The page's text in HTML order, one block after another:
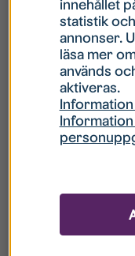
Hur gör jag
Hur gör jag
Vad
innehållet
statistik
annonser.
läsa mer
används
aktiveras.